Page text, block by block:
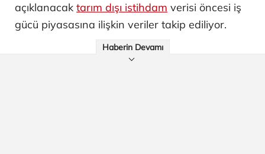
açıklanacak tarım dışı istihdam verisi öncesi iş
gücü piyasasına ilişkin veriler takip ediliyor.
Haberin Devamı